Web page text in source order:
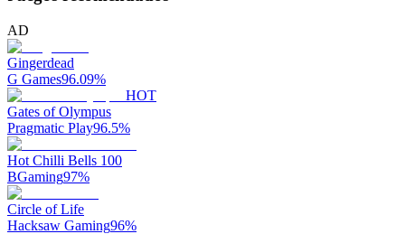
AD
Gingerdead
G Games96.09%
HOT
Gates of Olympus
Pragmatic Play96.5%
Hot Chilli Bells 100
BGaming97%
Circle of Life
Hacksaw Gaming96%